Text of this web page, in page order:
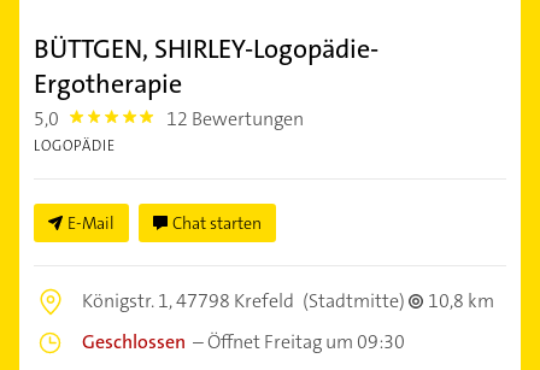
BÜTTGEN, SHIRLEY-Logopädie-
Ergotherapie
5,0 5.0 12 Bewertungen
LOGOPÄDIE
E-Mail Chat starten
Königstr. 1,47798 Krefeld (Stadtmitte)
10,8 km
Geschlossen –Öffnet Freitag um 09:30